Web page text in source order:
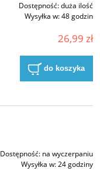
Dostępność:duża ilość
Wysyłka w:48 godzin
26,99 zł
do koszyka
Dostępność: na wyczerpaniu
Wysyłka w:24 godziny